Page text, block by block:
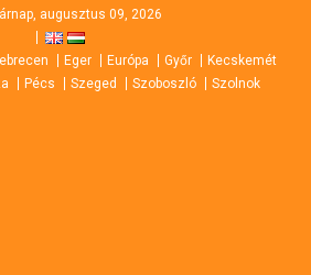
augusztus 09, 2026
Eger Európa Győr
Kecskemét
Pécs Szeged Szoboszló Szolnok